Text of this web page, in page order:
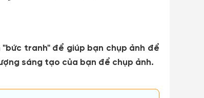
tranh" để giúp bạn chụp ảnh để
sáng tạo của bạn để chụp ảnh.